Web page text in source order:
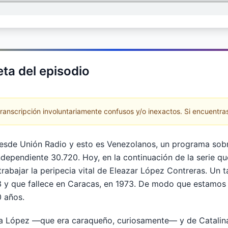
del episodio
involuntariamente confusos y/o inexactos. Si
Unión Radio y esto es Venezolanos, un programa
30.720. Hoy, en la continuación de la serie
la peripecia vital de Eleazar López Contreras. Un
que fallece en Caracas, en 1973. De modo que
años.
López —que era caraqueño, curiosamente— y de